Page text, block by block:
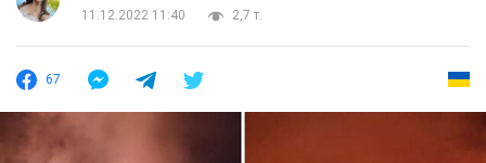
11.12.2022 11:40
2,7 т.
67